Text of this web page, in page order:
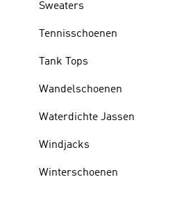
Sweaters
Tennisschoenen
Tank Tops
Wandelschoenen
Waterdichte Jassen
Windjacks
Winterschoenen